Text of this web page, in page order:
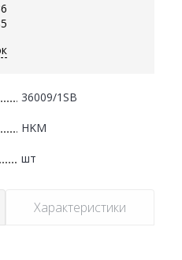
36009/1SB
HKM
шт
Характеристики